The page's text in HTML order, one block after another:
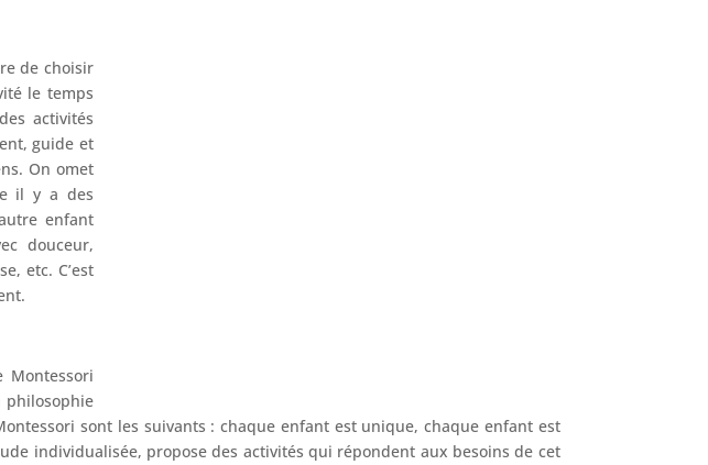
de choisir
le temps
activités
guide et
On omet
il y a des
enfant
douceur,
etc. C’est
Montessori
philosophie
sont les suivants : chaque enfant est unique, chaque enfant est
individualisée, propose des activités qui répondent aux besoins de cet